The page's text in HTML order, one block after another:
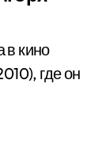
в кино
где он